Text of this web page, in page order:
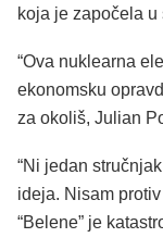
koja je započela u
“Ova nuklearna
ekonomsku
za okoliš, Julian
“Ni jedan
ideja. Nisam
“Belene” je